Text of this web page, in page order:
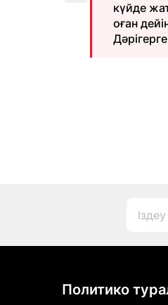
күйде
оған
Политико